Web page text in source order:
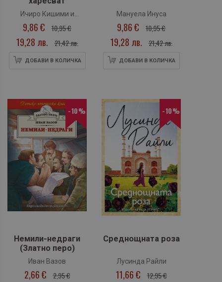
Ичиро Кишими и
Фумитаке Кога
9,86 € 10,95 €
19,28 лв. 21,42 лв.
ДОБАВИ В КОЛИЧКА
Мануела Инуса
9,86 € 10,95 €
19,28 лв. 21,42 лв.
ДОБАВИ В КОЛИЧКА
-10%
Немили-недраги
(Златно перо)
Иван Вазов
2,66 € 2,95 €
-10%
Среднощната роза
Лусинда Райли
11,66 € 12,95 €